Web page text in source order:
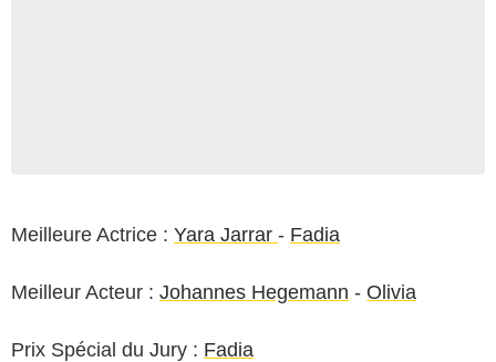
Meilleure Actrice : Yara Jarrar - Fadia
Meilleur Acteur : Johannes Hegemann - Olivia
Prix Spécial du Jury : Fadia